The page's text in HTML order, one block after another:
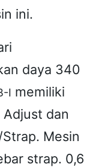
ini.
daya 340
I memiliki
dan
Mesin
strap. 0,6